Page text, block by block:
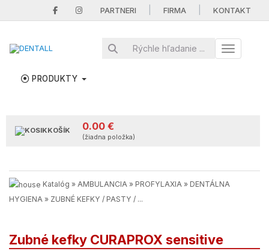
PARTNERI FIRMA KONTAKT
Toggle
PRODUKTY
KOŠÍK 0.00 €
(žiadna položka)
Katalóg » AMBULANCIA » PROFYLAXIA » DENTÁLNA
HYGIENA » ZUBNÉ KEFKY / PASTY / ...
Zubné kefky CURAPROX sensitive